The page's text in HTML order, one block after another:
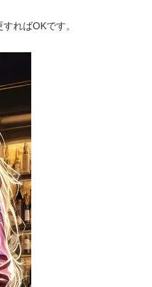
ればOKです。